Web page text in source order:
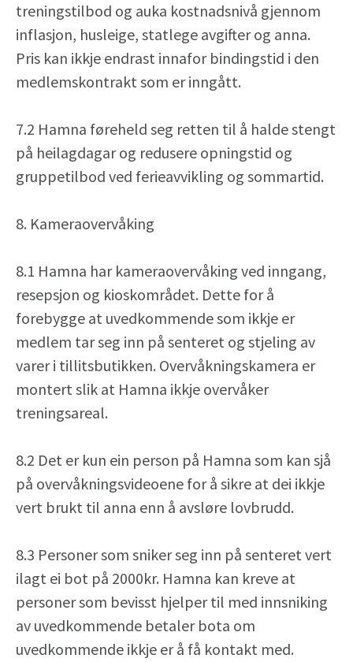
treningstilbod og auka kostnadsnivå gjennom
inflasjon, husleige, statlege avgifter og anna.
Pris kan ikkje endrast innafor bindingstid i den
medlemskontrakt som er inngått.
7.2 Hamna føreheld seg retten til å halde stengt
på heilagdagar og redusere opningstid og
gruppetilbod ved ferieavvikling og sommartid.
8. Kameraovervåking
8.1 Hamna har kameraovervåking ved inngang,
resepsjon og kioskområdet. Dette for å
forebygge at uvedkommende som ikkje er
medlem tar seg inn på senteret og stjeling av
varer i tillitsbutikken. Overvåkningskamera er
montert slik at Hamna ikkje overvåker
treningsareal.
8.2 Det er kun ein person på Hamna som kan sjå
på overvåkningsvideoene for å sikre at dei ikkje
vert brukt til anna enn å avsløre lovbrudd.
8.3 Personer som sniker seg inn på senteret vert
ilagt ei bot på 2000kr. Hamna kan kreve at
personer som bevisst hjelper til med innsniking
av uvedkommende betaler bota om
uvedkommende ikkje er å få kontakt med.